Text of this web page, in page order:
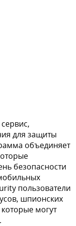
для защиты
объединяет
безопасности
пользователи
шпионских
могут